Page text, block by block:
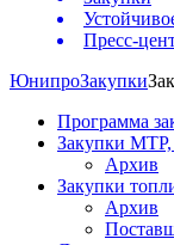
Пресс-
ЮнипроЗакупки
Программа
Закупки МТР,
Архив
Закупки
Архив